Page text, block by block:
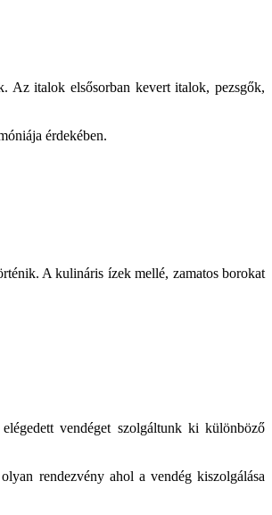
Az italok elsősorban kevert italok, pezsgők,
érdekében.
A kulináris ízek mellé, zamatos borokat
vendéget szolgáltunk ki különböző
rendezvény ahol a vendég kiszolgálása